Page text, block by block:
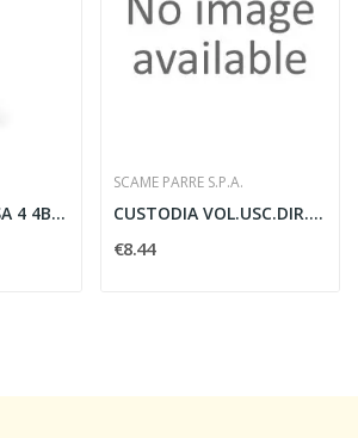
POMPA SOMMERSA 4 4BLOCK 4/13 1.1KW 20M DI CAVO...
SCAME PARRE S.P.A.
CUSTODIA VOL.USC.DIR.1LEV.PG16
€8.44